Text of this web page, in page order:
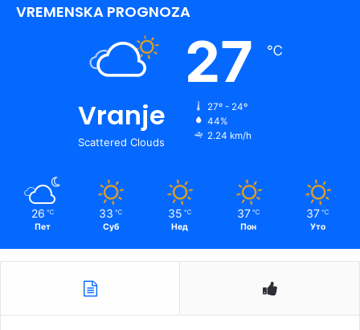
VREMENSKA PROGNOZA
Vranje
Scattered Clouds
27 ℃
27º - 24º
44%
2.24 km/h
26 ℃
Пет
33 ℃
Суб
35 ℃
Нед
37 ℃
Пон
37 ℃
Уто